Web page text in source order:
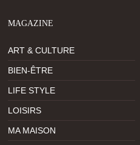
MAGAZINE
ART & CULTURE
BIEN-ÊTRE
LIFE STYLE
LOISIRS
MA MAISON